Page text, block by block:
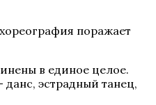
поражает
в единое целое.
эстрадный танец,